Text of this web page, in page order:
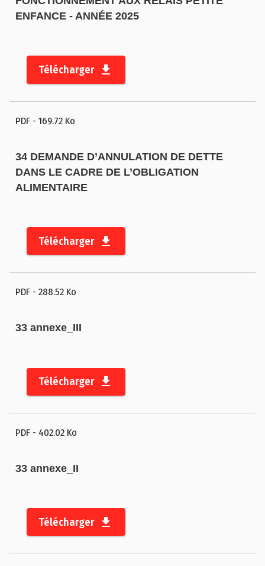
ENFANCE - ANNÉE 2025
Télécharger
PDF - 169.72 Ko
34 DEMANDE D’ANNULATION DE DETTE
DANS LE CADRE DE L’OBLIGATION
ALIMENTAIRE
Télécharger
PDF - 288.52 Ko
33 annexe_III
Télécharger
PDF - 402.02 Ko
33 annexe_II
Télécharger